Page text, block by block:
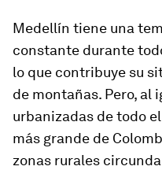
Medellín tiene una
constante durante
lo que contribuye su
de montañas. Pero, al
urbanizadas de todo
más grande de
zonas rurales